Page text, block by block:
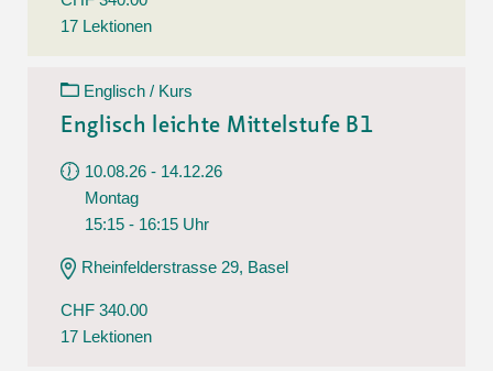
17 Lektionen
Englisch / Kurs
Englisch leichte Mittelstufe B1
10.08.26 - 14.12.26
Montag
15:15 - 16:15 Uhr
Rheinfelderstrasse 29, Basel
CHF 340.00
17 Lektionen